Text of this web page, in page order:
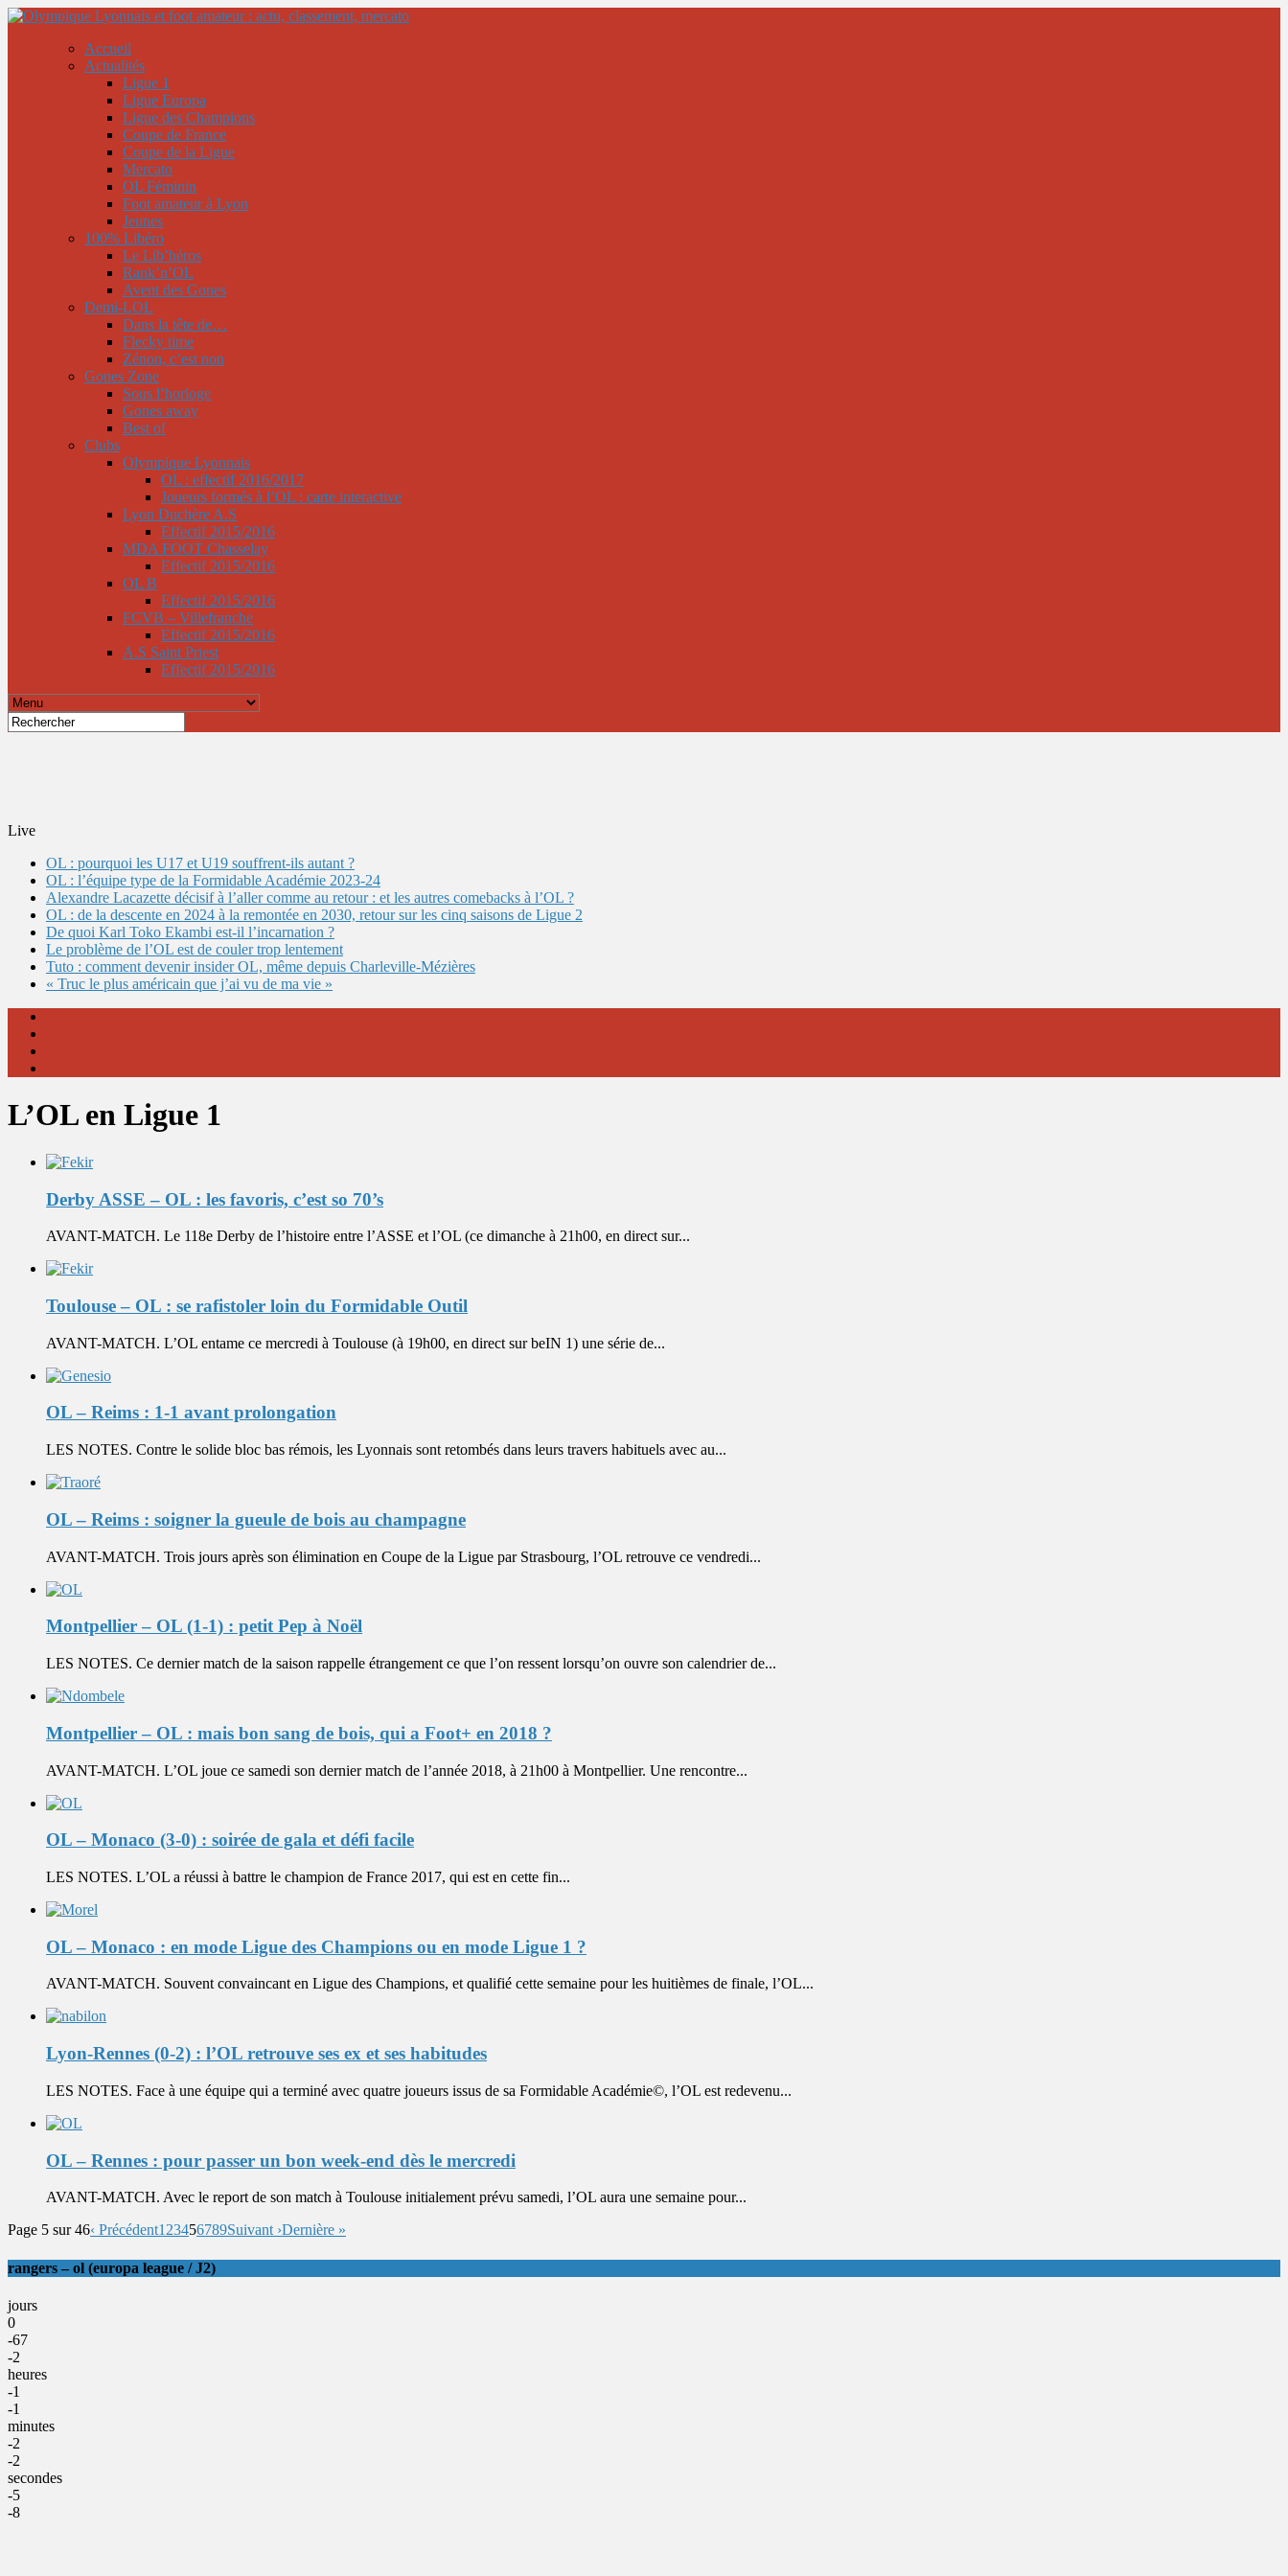
Accueil
Actualités
Ligue 1
Ligue Europa
Ligue des Champions
Coupe de France
Coupe de la Ligue
Mercato
OL Féminin
Foot amateur à Lyon
Jeunes
100% Libéro
Le Lib’héros
Rank’n’OL
Avent des Gones
Demi-LOL
Dans la tête de…
Flecky time
Zénon, c’est non
Gones Zone
Sous l’horloge
Gones away
Best of
Clubs
Olympique Lyonnais
OL : effectif 2016/2017
Joueurs formés à l’OL : carte interactive
Lyon Duchère A.S
Effectif 2015/2016
MDA FOOT Chasselay
Effectif 2015/2016
OL B
Effectif 2015/2016
FCVB – Villefranche
Effectif 2015/2016
A.S Saint Priest
Effectif 2015/2016
Live
OL : pourquoi les U17 et U19 souffrent-ils autant ?
OL : l’équipe type de la Formidable Académie 2023-24
Alexandre Lacazette décisif à l’aller comme au retour : et les autres comebacks à l’OL ?
OL : de la descente en 2024 à la remontée en 2030, retour sur les cinq saisons de Ligue 2
De quoi Karl Toko Ekambi est-il l’incarnation ?
Le problème de l’OL est de couler trop lentement
Tuto : comment devenir insider OL, même depuis Charleville-Mézières
« Truc le plus américain que j’ai vu de ma vie »
L’OL en Ligue 1
Derby ASSE – OL : les favoris, c’est so 70’s
AVANT-MATCH. Le 118e Derby de l’histoire entre l’ASSE et l’OL (ce dimanche à 21h00, en direct sur...
Toulouse – OL : se rafistoler loin du Formidable Outil
AVANT-MATCH. L’OL entame ce mercredi à Toulouse (à 19h00, en direct sur beIN 1) une série de...
OL – Reims : 1-1 avant prolongation
LES NOTES. Contre le solide bloc bas rémois, les Lyonnais sont retombés dans leurs travers habituels avec au...
OL – Reims : soigner la gueule de bois au champagne
AVANT-MATCH. Trois jours après son élimination en Coupe de la Ligue par Strasbourg, l’OL retrouve ce vendredi...
Montpellier – OL (1-1) : petit Pep à Noël
LES NOTES. Ce dernier match de la saison rappelle étrangement ce que l’on ressent lorsqu’on ouvre son calendrier de...
Montpellier – OL : mais bon sang de bois, qui a Foot+ en 2018 ?
AVANT-MATCH. L’OL joue ce samedi son dernier match de l’année 2018, à 21h00 à Montpellier. Une rencontre...
OL – Monaco (3-0) : soirée de gala et défi facile
LES NOTES. L’OL a réussi à battre le champion de France 2017, qui est en cette fin...
OL – Monaco : en mode Ligue des Champions ou en mode Ligue 1 ?
AVANT-MATCH. Souvent convaincant en Ligue des Champions, et qualifié cette semaine pour les huitièmes de finale, l’OL...
Lyon-Rennes (0-2) : l’OL retrouve ses ex et ses habitudes
LES NOTES. Face à une équipe qui a terminé avec quatre joueurs issus de sa Formidable Académie©, l’OL est redevenu...
OL – Rennes : pour passer un bon week-end dès le mercredi
AVANT-MATCH. Avec le report de son match à Toulouse initialement prévu samedi, l’OL aura une semaine pour...
Page 5 sur 46‹ Précédent1 23456789Suivant ›Dernière »
rangers – ol (europa league / J2)
jours
0
-67
-2
heures
-1
-1
minutes
-2
-2
secondes
-5
-8